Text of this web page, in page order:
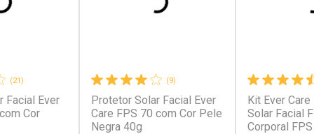
Ativar Desconto Ativar
(21)
Facial Ever
Cor
(9)
Protetor Solar Facial Ever
Care FPS 70 com Cor Pele
Negra 40g
Kit Ever
Solar Facial
Corporal